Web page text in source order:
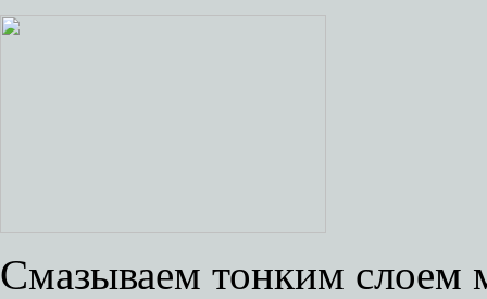
Смазываем тонким слоем